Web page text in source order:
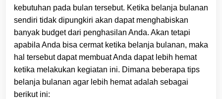
kebutuhan pada bulan tersebut. Ketika belanja bulanan
sendiri tidak dipungkiri akan dapat menghabiskan
banyak budget dari penghasilan Anda. Akan tetapi
apabila Anda bisa cermat ketika belanja bulanan, maka
hal tersebut dapat membuat Anda dapat lebih hemat
ketika melakukan kegiatan ini. Dimana beberapa tips
belanja bulanan agar lebih hemat adalah sebagai
berikut ini: